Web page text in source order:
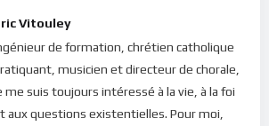
soeurs, nous ne sommes pas créés
grand Amour, Dieu nous a créés libres et
Alors pourquoi rester esclaves du
devant des choses de ce monde
tellement plus ? Il urge de trouver
Vitouley
de formation, chrétien catholique
musicien et directeur de chorale,
me suis toujours intéressé à la vie, à la foi
aux questions existentielles. Pour moi,